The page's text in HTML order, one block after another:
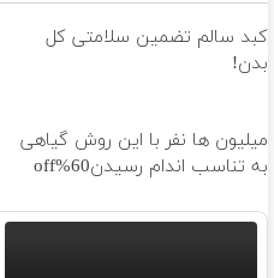
کبد سالم تضمین سلامتی کل
بدن!
میلیون ها نفر با این روش گیاهی
به تناسب اندام رسیدن60%off